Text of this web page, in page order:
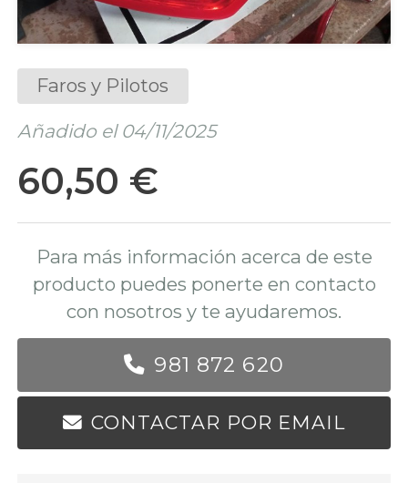
Faros y Pilotos
Añadido el 04/11/2025
60,50 €
Para más información acerca de este
producto puedes ponerte en contacto
con nosotros y te ayudaremos.
981 872 620
CONTACTAR POR EMAIL